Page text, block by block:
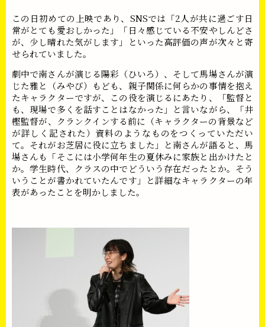
この日初めての上映であり、SNSでは「2人が共に過ごす日
常がとても愛おしかった」「日々感じている不安やしんどさ
が、少し晴れた気がします」といった高評価の声が次々と寄
せられていました。
劇中で南さんが演じる陽彩（ひいろ）、そして馬場さんが演
じた雅と（みやび）もども、親子関係に何らかの事情を抱え
たキャラクターですが、この役を演じるにあたり、「監督と
も、現場で多くを話すことはなかった」と言いながら、「井
樫監督が、クランクインする前に（キャラクターの背景など
が詳しく記された）資料のようなものをつくっていただい
て。それがお芝居に役に立ちました」と南さんが語ると、馬
場さんも「そこには小学何年生の夏休みに家族と出かけたと
か。学生時代、クラスの中でどういう存在だったとか。そう
いうことが書かれていたんです」と詳細なキャラクターの年
表があったことを明かしました。